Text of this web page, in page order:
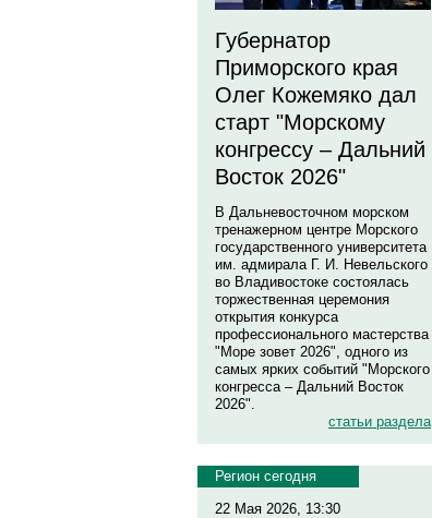
Губернатор
Приморского края
Олег Кожемяко дал
старт "Морскому
конгрессу – Дальний
Восток 2026"
В Дальневосточном морском
тренажерном центре Морского
государственного университета
им. адмирала Г. И. Невельского
во Владивостоке состоялась
торжественная церемония
открытия конкурса
профессионального мастерства
"Море зовет 2026", одного из
самых ярких событий "Морского
конгресса – Дальний Восток
2026".
статьи раздела
Регион сегодня
22 Мая 2026, 13:30